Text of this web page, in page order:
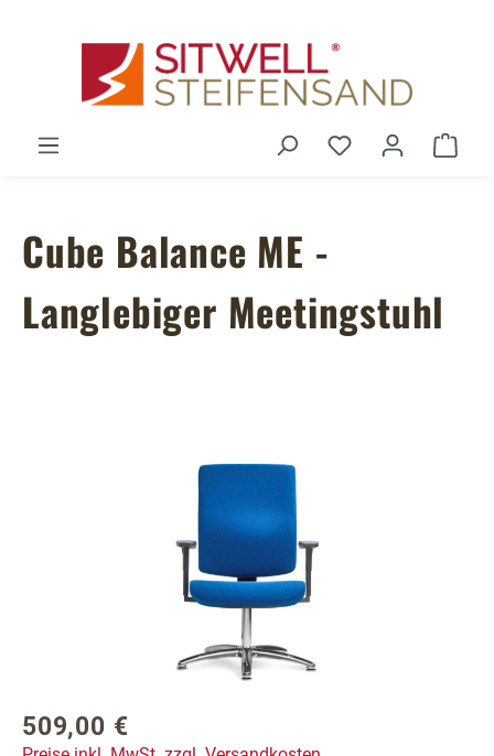
Du hast 0
Cube Balance ME -
Langlebiger Meetingstuhl
Bildergalerie überspringen
Regulärer Preis:
509,00 €